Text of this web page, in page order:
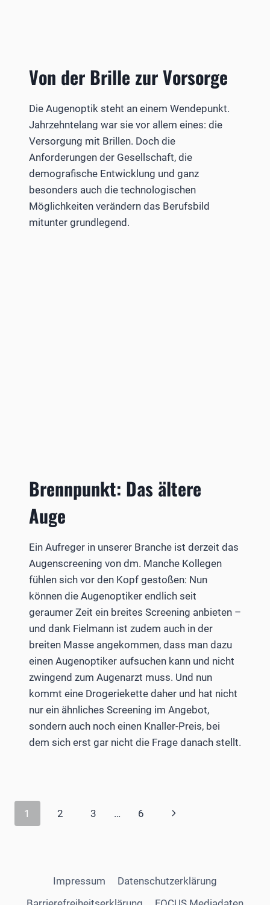
Von der Brille zur Vorsorge
Die Augenoptik steht an einem Wendepunkt.
Jahrzehntelang war sie vor allem eines: die
Versorgung mit Brillen. Doch die
Anforderungen der Gesellschaft, die
demografische Entwicklung und ganz
besonders auch die technologischen
Möglichkeiten verändern das Berufsbild
mitunter grundlegend.
Brennpunkt: Das ältere
Auge
Ein Aufreger in unserer Branche ist derzeit das
Augenscreening von dm. Manche Kollegen
fühlen sich vor den Kopf gestoßen: Nun
können die Augenoptiker endlich seit
geraumer Zeit ein breites Screening anbieten –
und dank Fielmann ist zudem auch in der
breiten Masse angekommen, dass man dazu
einen Augenoptiker aufsuchen kann und nicht
zwingend zum Augenarzt muss. Und nun
kommt eine Drogeriekette daher und hat nicht
nur ein ähnliches Screening im Angebot,
sondern auch noch einen Knaller-Preis, bei
dem sich erst gar nicht die Frage danach stellt.
Seitennavigation
1 2 3 … 6
Nächste
Impressum
Datenschutzerklärung